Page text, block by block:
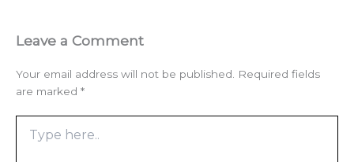
Leave a Comment
Your email address will not be published.
Required fields
are marked *
here..